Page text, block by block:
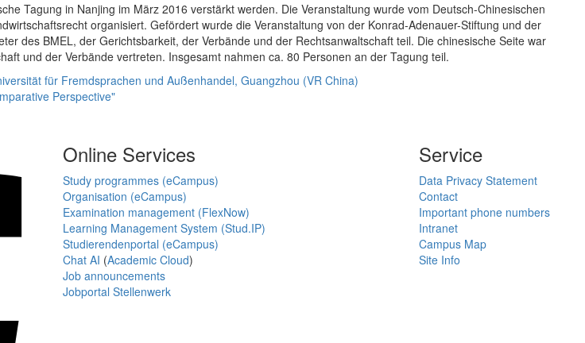
Tagung in Nanjing im März 2016 verstärkt werden. Die Veranstaltung wurde vom Deutsch-Chinesischen
organisiert. Gefördert wurde die Veranstaltung von der Konrad-Adenauer-Stiftung und der
des BMEL, der Gerichtsbarkeit, der Verbände und der Rechtsanwaltschaft teil. Die chinesische Seite war
und der Verbände vertreten. Insgesamt nahmen ca. 80 Personen an der Tagung teil.
für Fremdsprachen und Außenhandel, Guangzhou (VR China)
Perspective"
Online Services
Study programmes (eCampus)
Organisation (eCampus)
Examination management (FlexNow)
Learning Management System (Stud.IP)
Studierendenportal (eCampus)
Chat AI (Academic Cloud)
Job announcements
Jobportal Stellenwerk
Service
Data Privacy Statement
Contact
Important phone numbers
Intranet
Campus Map
Site Info